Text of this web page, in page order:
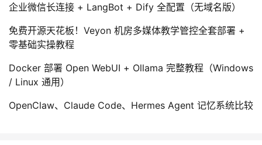
企业微信长连接 + LangBot + Dify 全配置（无域名版）
免费开源天花板！Veyon 机房多媒体教学管控全套部署 +
零基础实操教程
Docker 部署 Open WebUI + Ollama 完整教程（Windows
/ Linux 通用）
OpenClaw、Claude Code、Hermes Agent 记忆系统比较